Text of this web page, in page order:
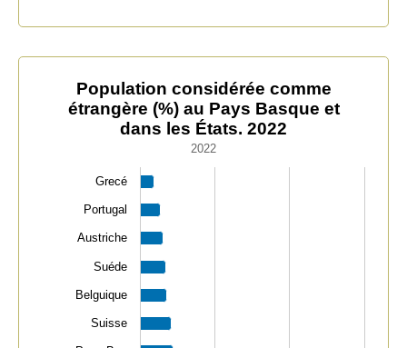
Population considérée comme étrangère (%) au Pays
Bar chart with 12 bars.
The chart has 1 Y axis displaying values. Data ranges
Population considérée comme
étrangère (%) au Pays Basque et
dans les États. 2022
2022
Grecé
Portugal
Austriche
Suéde
Belguique
Suisse